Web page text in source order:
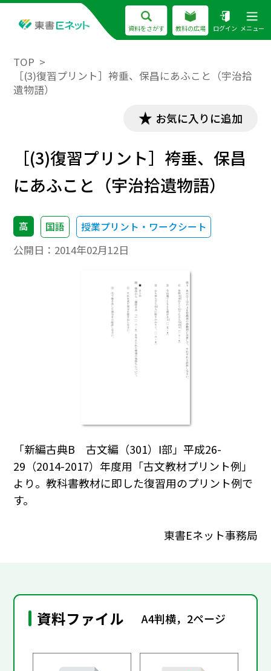
資料をさがす 教科の広場 ログイン メニュー
TOP
［(3)復習プリント］袴垂、保昌にあふこと（宇治拾
遺物語）
お気に入りに追加
［(3)復習プリント］袴垂、保昌
にあふこと（宇治拾遺物語）
高 国語 授業プリント・ワークシート
公開日： 2014年02月12日
「新編古典B 古文編（301）Ⅰ部」平成26-
29（2014-2017）年度用「古文教材プリント例」
より。教科書教材に即した復習用のプリント例で
す。
東書Eネット事務局
資料ファイル A4判横，2ページ